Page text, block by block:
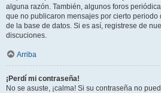
alguna razón. También, algunos foros
que no publicaron mensajes por cierto
de la base de datos. Si es así, registrese de
discuciones.
Arriba
¡Perdí mi contraseña!
No se asuste, ¡calma! Si su contraseña no